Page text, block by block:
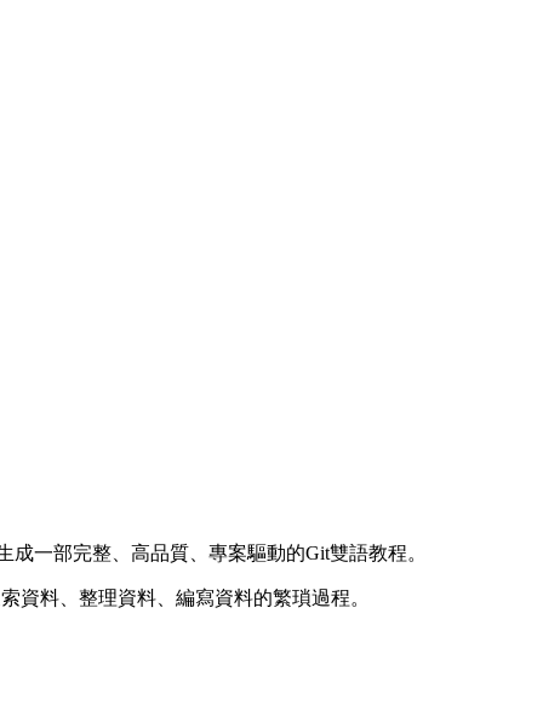
一部完整、高品質、專案驅動的Git雙語教程。
資料、整理資料、編寫資料的繁瑣過程。